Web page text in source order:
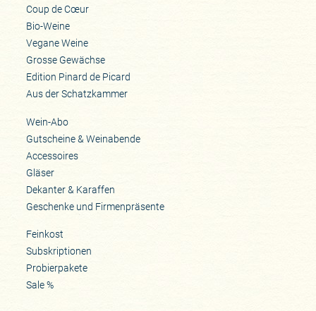
Coup de Cœur
Bio-Weine
Vegane Weine
Grosse Gewächse
Edition Pinard de Picard
Aus der Schatzkammer
Wein-Abo
Gutscheine & Weinabende
Accessoires
Gläser
Dekanter & Karaffen
Geschenke und Firmenpräsente
Feinkost
Subskriptionen
Probierpakete
Sale %